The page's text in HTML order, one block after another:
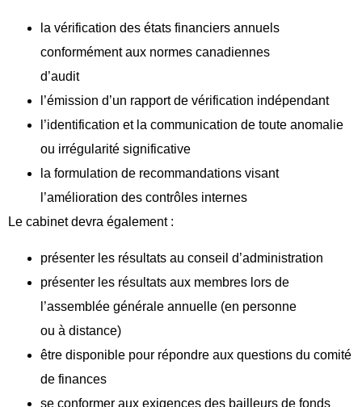
la vérification des états financiers annuels
conformément aux normes canadiennes
d’audit
l’émission d’un rapport de vérification indépendant
l’identification et la communication de toute anomalie
ou irrégularité significative
la formulation de recommandations visant
l’amélioration des contrôles internes
Le cabinet devra également :
présenter les résultats au conseil d’administration
présenter les résultats aux membres lors de
l’assemblée générale annuelle (en personne
ou à distance)
être disponible pour répondre aux questions du comité
de finances
se conformer aux exigences des bailleurs de fonds